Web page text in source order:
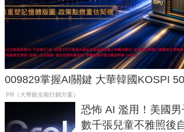
009829掌握AI關鍵 大華韓國KOSPI
PR（大華銀全能行銷方案）
恐怖 AI 濫用！美國
數千張兒童不雅照後